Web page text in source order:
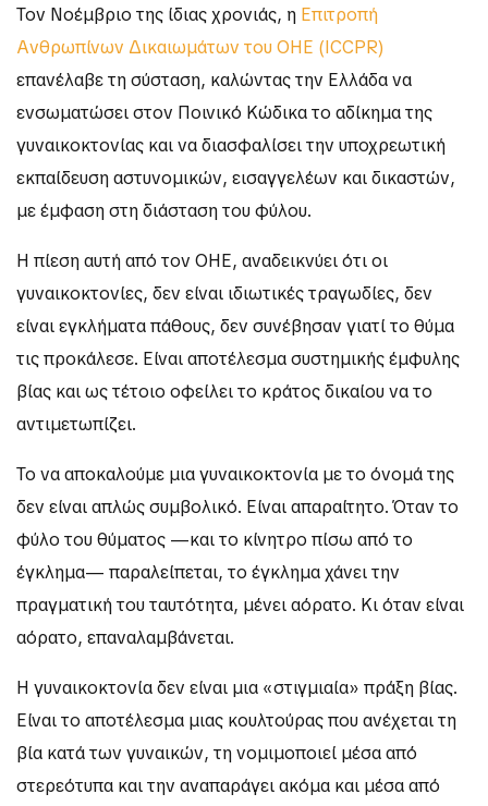
Τον Νοέμβριο της ίδιας χρονιάς, η Επιτροπή
Ανθρωπίνων Δικαιωμάτων του ΟΗΕ (ICCPR)
επανέλαβε τη σύσταση, καλώντας την Ελλάδα να
ενσωματώσει στον Ποινικό Κώδικα το αδίκημα της
γυναικοκτονίας και να διασφαλίσει την υποχρεωτική
εκπαίδευση αστυνομικών, εισαγγελέων και δικαστών,
με έμφαση στη διάσταση του φύλου.
Η πίεση αυτή από τον ΟΗΕ, αναδεικνύει ότι οι
γυναικοκτονίες, δεν είναι ιδιωτικές τραγωδίες, δεν
είναι εγκλήματα πάθους, δεν συνέβησαν γιατί το θύμα
τις προκάλεσε. Είναι αποτέλεσμα συστημικής έμφυλης
βίας και ως τέτοιο οφείλει το κράτος δικαίου να το
αντιμετωπίζει.
Το να αποκαλούμε μια γυναικοκτονία με το όνομά της
δεν είναι απλώς συμβολικό. Είναι απαραίτητο. Όταν το
φύλο του θύματος —και το κίνητρο πίσω από το
έγκλημα— παραλείπεται, το έγκλημα χάνει την
πραγματική του ταυτότητα, μένει αόρατο. Κι όταν είναι
αόρατο, επαναλαμβάνεται.
Η γυναικοκτονία δεν είναι μια «στιγμιαία» πράξη βίας.
Είναι το αποτέλεσμα μιας κουλτούρας που ανέχεται τη
βία κατά των γυναικών, τη νομιμοποιεί μέσα από
στερεότυπα και την αναπαράγει ακόμα και μέσα από